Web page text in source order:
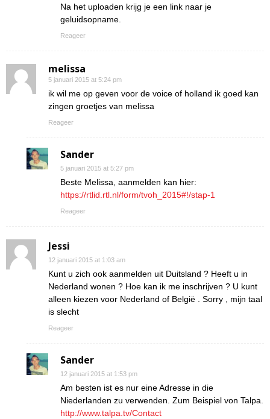
Na het uploaden krijg je een link naar je
geluidsopname.
Reageer
melissa
5 januari 2015 at 5:24 pm
ik wil me op geven voor de voice of holland ik goed kan
zingen groetjes van melissa
Reageer
Sander
5 januari 2015 at 5:27 pm
Beste Melissa, aanmelden kan hier:
https://rtlid.rtl.nl/form/tvoh_2015#!/stap-1
Reageer
Jessi
12 januari 2015 at 1:03 am
Kunt u zich ook aanmelden uit Duitsland ? Heeft u in
Nederland wonen ? Hoe kan ik me inschrijven ? U kunt
alleen kiezen voor Nederland of België . Sorry , mijn taal
is slecht
Reageer
Sander
12 januari 2015 at 1:53 pm
Am besten ist es nur eine Adresse in die
Niederlanden zu verwenden. Zum Beispiel von Talpa.
http://www.talpa.tv/Contact